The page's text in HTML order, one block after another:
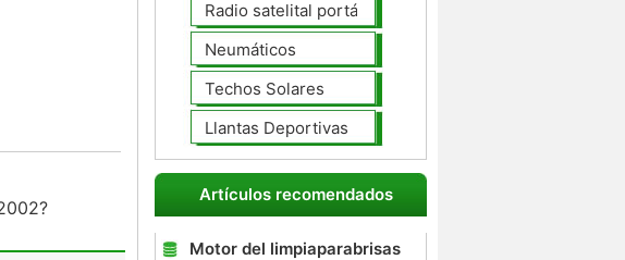
Radio satelital portátil
Neumáticos
Techos Solares
Llantas Deportivas
Artículos recomendados
Motor del limpiaparabrisas